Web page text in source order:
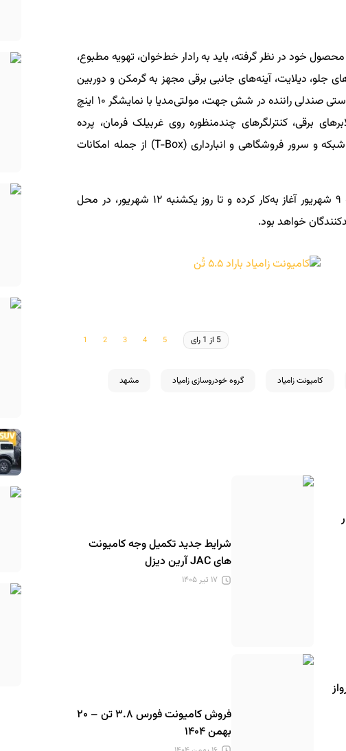
خود در نظر گرفته، باید به رادار خط‌خوان، تهویه مطبوع،
جلو، دیلایت، آینه‌های جانبی برقی مجهز به گرمکن و دوربین
دنده عقب اشاره کنیم. در بخش رفاهی نیز تنظیم دستی صندلی راننده در شش جهت، مولتی‌مدیا با نمایشگر ۱۰ اینچ
برقی، کنترلگرهای چندمنظوره روی غربیلک فرمان، پرده
آفتابگیر سمت راننده و شاگرد و فناوری اتصال به شبکه و سرور فروشگاهی و انبارداری (T-Box) از جمله امکانات
نمایشگاه بین‌المللی خودرو مشهد از روز پنجشنبه ۹ شهریور آغاز به‌کار کرده و تا روز یکشنبه ۱۲ شهریور، در محل
خواهد بود.
5 از 1 رای
کامیونت زامیاد گروه خودروسازی زامیاد مشهد
شرایط جدید تکمیل وجه کامیونت
های JAC آرین دیزل
۱۷ تیر ۱۴۰۵
فروش کامیونت فورس ۳.۸ تن – ۲۰
بهمن ۱۴۰۴